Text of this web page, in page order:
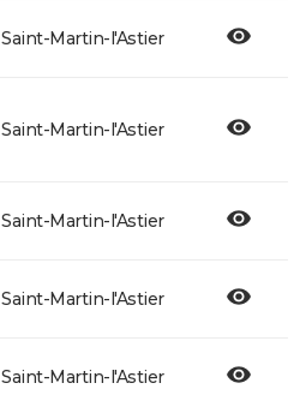
Saint-Martin-l'Astier
Saint-Martin-l'Astier
Saint-Martin-l'Astier
Saint-Martin-l'Astier
Saint-Martin-l'Astier